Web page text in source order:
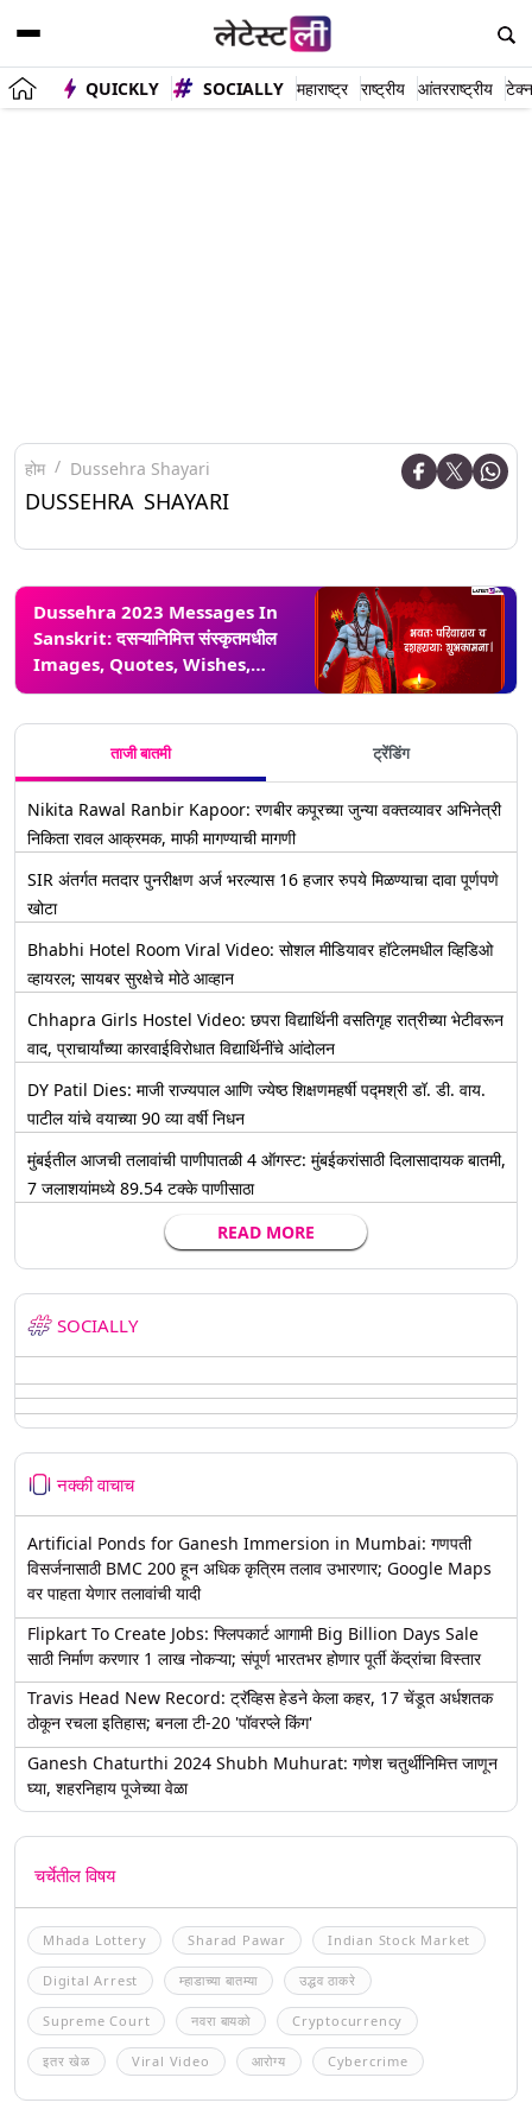
QUICKLY SOCIALLY महाराष्ट्र राष्ट्रीय आंतरराष्ट्रीय
होम Dussehra Shayari
DUSSEHRA SHAYARI
Dussehra 2023 Messages In
Sanskrit: दसऱ्यानिमित्त संस्कृतमधील
Images, Quotes, Wishes,
Greetings शेअर करून साजरे करा
ताजी बातमी ट्रेंडिंग
Nikita Rawal Ranbir Kapoor: रणबीर कपूरच्या जुन्या वक्तव्यावर अभिनेत्री
निकिता रावल आक्रमक, माफी मागण्याची मागणी
SIR अंतर्गत मतदार पुनरीक्षण अर्ज भरल्यास 16 हजार रुपये मिळण्याचा दावा पूर्णपणे
खोटा
Bhabhi Hotel Room Viral Video: सोशल मीडियावर हॉटेलमधील व्हिडिओ
व्हायरल; सायबर सुरक्षेचे मोठे आव्हान
Chhapra Girls Hostel Video: छपरा विद्यार्थिनी वसतिगृह रात्रीच्या भेटीवरून
वाद, प्राचार्यांच्या कारवाईविरोधात विद्यार्थिनींचे आंदोलन
DY Patil Dies: माजी राज्यपाल आणि ज्येष्ठ शिक्षणमहर्षी पद्मश्री डॉ. डी. वाय.
पाटील यांचे वयाच्या 90 व्या वर्षी निधन
मुंबईतील आजची तलावांची पाणीपातळी 4 ऑगस्ट: मुंबईकरांसाठी दिलासादायक बातमी,
7 जलाशयांमध्ये 89.54 टक्के पाणीसाठा
READ MORE
SOCIALLY
नक्की वाचाच
Artificial Ponds for Ganesh Immersion in Mumbai: गणपती
विसर्जनासाठी BMC 200 हून अधिक कृत्रिम तलाव उभारणार; Google Maps
वर पाहता येणार तलावांची यादी
Flipkart To Create Jobs: फ्लिपकार्ट आगामी Big Billion Days Sale
साठी निर्माण करणार 1 लाख नोकऱ्या; संपूर्ण भारतभर होणार पूर्ती केंद्रांचा विस्तार
Travis Head New Record: ट्रॅव्हिस हेडने केला कहर, 17 चेंडूत अर्धशतक
ठोकून रचला इतिहास; बनला टी-20 'पॉवरप्ले किंग'
Ganesh Chaturthi 2024 Shubh Muhurat: गणेश चतुर्थीनिमित्त जाणून
घ्या, शहरनिहाय पूजेच्या वेळा
चर्चेतील विषय
Mhada Lottery Sharad Pawar Indian Stock Market
Digital Arrest म्हाडाच्या बातम्या उद्धव ठाकरे
Supreme Court नवरा बायको Cryptocurrency
इतर खेळ Viral Video आरोग्य Cybercrime